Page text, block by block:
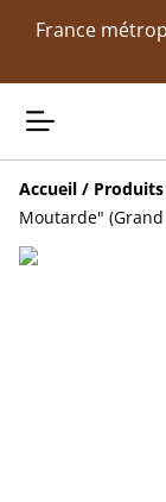
France
Accueil / Produits
Moutarde"